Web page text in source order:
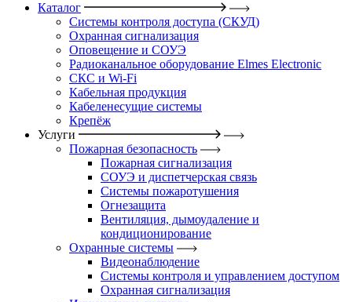
Каталог
Системы контроля доступа (СКУД)
Охранная сигнализация
Оповещение и СОУЭ
Радиоканальное оборудование Elmes Electronic
СКС и Wi-Fi
Кабельная продукция
Кабеленесущие системы
Крепёж
Услуги
Пожарная безопасность
Пожарная сигнализация
СОУЭ и диспетчерская связь
Системы пожаротушения
Огнезащита
Вентиляция, дымоудаление и
кондиционирование
Охранные системы
Видеонаблюдение
Системы контроля и управлением доступом
Охранная сигнализация